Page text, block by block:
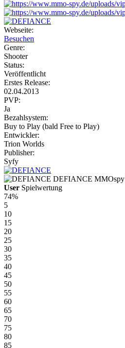
Webseite:
Besuchen
Genre:
Shooter
Status:
Veröffentlicht
Erstes Release:
02.04.2013
PVP:
Ja
Bezahlsystem:
Buy to Play (bald Free to Play)
Entwickler:
Trion Worlds
Publisher:
Syfy
DEFIANCE MMOspy
User Spielwertung
74%
5
10
15
20
25
30
35
40
45
50
55
60
65
70
75
80
85